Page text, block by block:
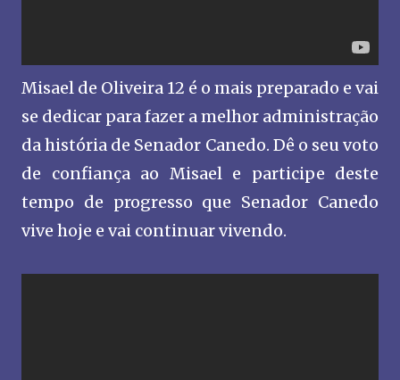
Misael de Oliveira 12 é o mais preparado e vai
se dedicar para fazer a melhor administração
da história de Senador Canedo. Dê o seu voto
de confiança ao Misael e participe deste
tempo de progresso que Senador Canedo
vive hoje e vai continuar vivendo.